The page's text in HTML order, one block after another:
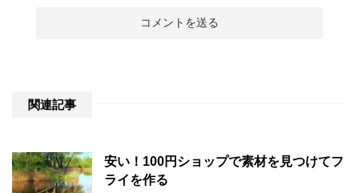
関連記事
安い！100円ショップで素材を見つけてフ
ライを作る